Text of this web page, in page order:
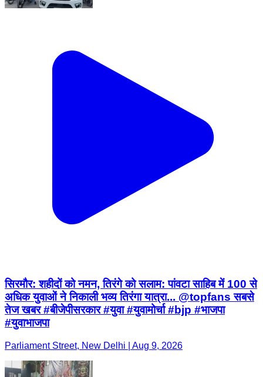
सिरमौर: शहीदों को नमन, तिरंगे को सलाम: पांवटा साहिब में 100 से
अधिक युवाओं ने निकाली भव्य तिरंगा यात्रा... @topfans सबसे
तेज खबर #बीजेपीसरकार #युवा #युवामोर्चा #bjp #भाजपा
#युवाभाजपा
Parliament Street, New Delhi | Aug 9, 2026